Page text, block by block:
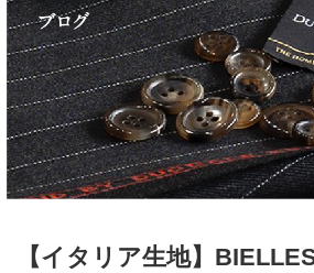
【イタリア生地】